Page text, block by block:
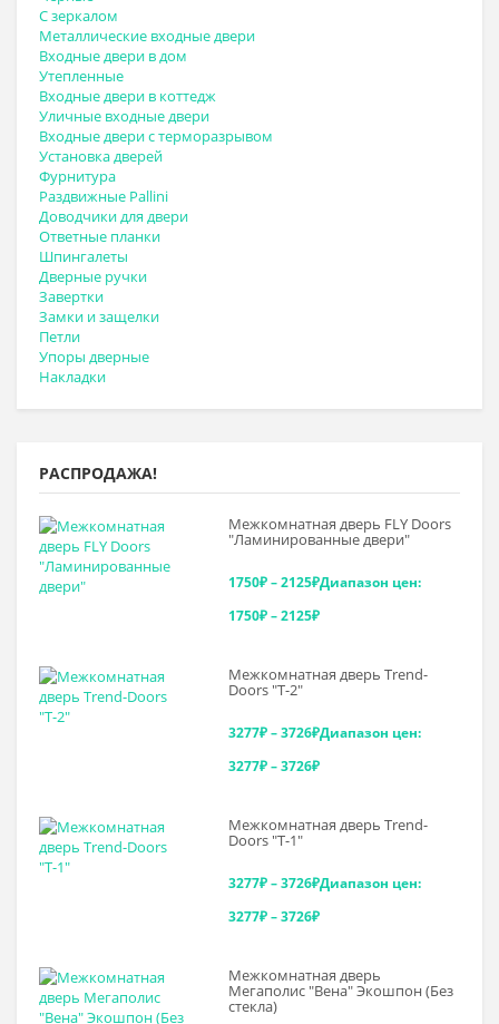
С зеркалом
Металлические входные двери
Входные двери в дом
Утепленные
Входные двери в коттедж
Уличные входные двери
Входные двери с терморазрывом
Установка дверей
Фурнитура
Раздвижные Pallini
Доводчики для двери
Ответные планки
Шпингалеты
Дверные ручки
Завертки
Замки и защелки
Петли
Упоры дверные
Накладки
РАСПРОДАЖА!
Межкомнатная дверь FLY Doors
"Ламинированные двери"
1750₽–2125₽Диапазон цен:
1750₽ – 2125₽
Межкомнатная дверь Trend-
Doоrs "Т-2"
3277₽–3726₽Диапазон цен:
3277₽ – 3726₽
Межкомнатная дверь Trend-
Doоrs "Т-1"
3277₽–3726₽Диапазон цен:
3277₽ – 3726₽
Межкомнатная дверь
Мегаполис "Вена" Экошпон (Без
стекла)